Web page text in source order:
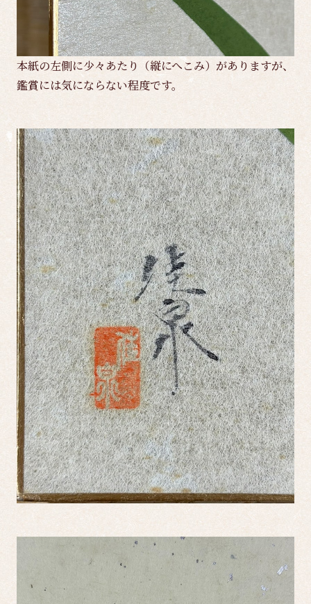
本紙の左側に少々あたり（縦にへこみ）がありますが、
鑑賞には気にならない程度です。